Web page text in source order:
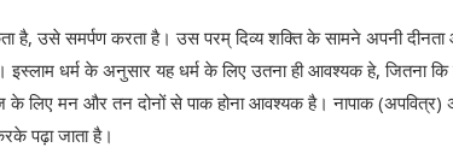
है, उसे समर्पण करता है। उस परम् दिव्‍य शक्ति के सामने अपनी
इस्‍लाम धर्म के अनुसार यह धर्म के लिए उतना ही आवश्‍यक हे, जितना कि
के लिए मन और तन दोनों से पाक होना आवश्‍यक है। नापाक (अपवित्र)
पढ़ा जाता है।